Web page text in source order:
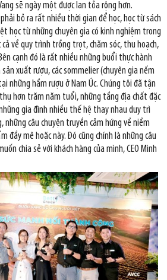
sẽ ngày một được lan tỏa rộng hơn.
bỏ ra rất nhiều thời gian để học, học từ sách
học từ những chuyên gia có kinh nghiệm trong
cả về quy trình trồng trọt, chăm sóc, thu hoạch,
cạnh đó là rất nhiều những buổi thực hành
xuất rượu, các sommelier (chuyên gia nếm
những hầm rượu ở Nam Úc. Chúng tôi đã tận
hơn trăm năm tuổi, những tầng địa chất đặc
gia đình nhiều thế hệ thay nhau duy trì
những câu chuyện truyền cảm hứng về niềm
đầy mê hoặc này. Đó cũng chính là những câu
chia sẻ với khách hàng của mình, CEO Minh